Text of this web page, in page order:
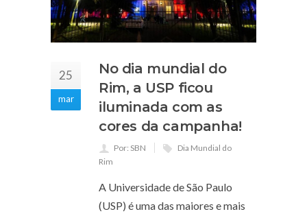
25
mar
No dia mundial do
Rim, a USP ficou
iluminada com as
cores da campanha!
Por: SBN
Dia Mundial do
Rim
A Universidade de São Paulo
(USP) é uma das maiores e mais